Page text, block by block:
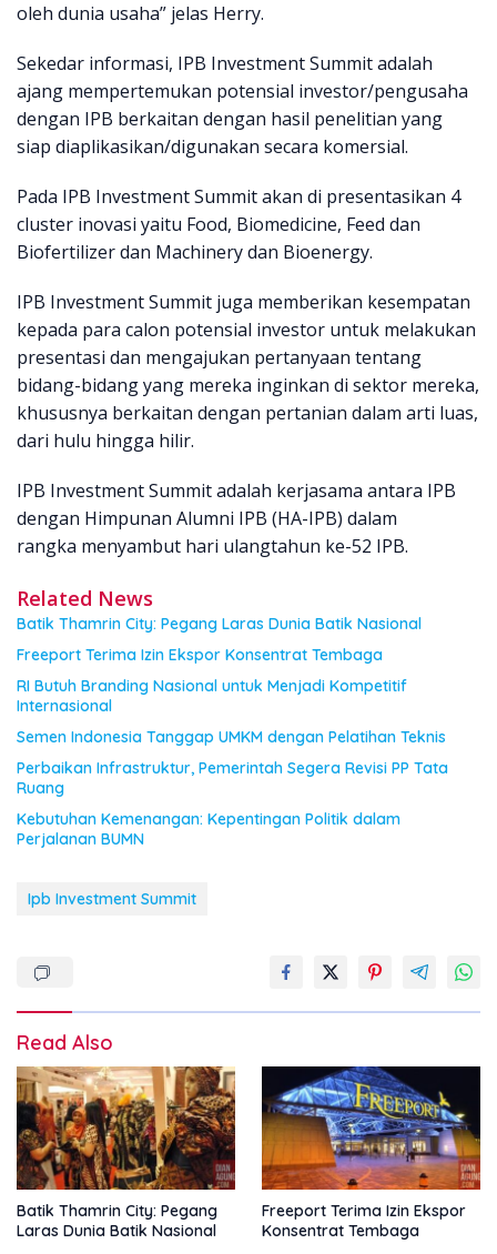
oleh dunia usaha” jelas Herry.
Sekedar informasi, IPB Investment Summit adalah
ajang mempertemukan potensial investor/pengusaha
dengan IPB berkaitan dengan hasil penelitian yang
siap diaplikasikan/digunakan secara komersial.
Pada IPB Investment Summit akan di presentasikan 4
cluster inovasi yaitu Food, Biomedicine, Feed dan
Biofertilizer dan Machinery dan Bioenergy.
IPB Investment Summit juga memberikan kesempatan
kepada para calon potensial investor untuk melakukan
presentasi dan mengajukan pertanyaan tentang
bidang-bidang yang mereka inginkan di sektor mereka,
khususnya berkaitan dengan pertanian dalam arti luas,
dari hulu hingga hilir.
IPB Investment Summit adalah kerjasama antara IPB
dengan Himpunan Alumni IPB (HA-IPB) dalam
rangka menyambut hari ulangtahun ke-52 IPB.
Related News
Batik Thamrin City: Pegang Laras Dunia Batik Nasional
Freeport Terima Izin Ekspor Konsentrat Tembaga
RI Butuh Branding Nasional untuk Menjadi Kompetitif
Internasional
Semen Indonesia Tanggap UMKM dengan Pelatihan Teknis
Perbaikan Infrastruktur, Pemerintah Segera Revisi PP Tata
Ruang
Kebutuhan Kemenangan: Kepentingan Politik dalam
Perjalanan BUMN
Ipb Investment Summit
Read Also
Batik Thamrin City: Pegang
Laras Dunia Batik Nasional
Freeport Terima Izin Ekspor
Konsentrat Tembaga